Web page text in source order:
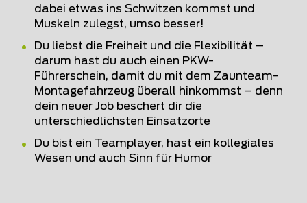
dabei etwas ins Schwitzen kommst und
Muskeln zulegst, umso besser!
Du liebst die Freiheit und die Flexibilität –
darum hast du auch einen PKW-
Führerschein, damit du mit dem Zaunteam-
Montagefahrzeug überall hinkommst – denn
dein neuer Job beschert dir die
unterschiedlichsten Einsatzorte
Du bist ein Teamplayer, hast ein kollegiales
Wesen und auch Sinn für Humor